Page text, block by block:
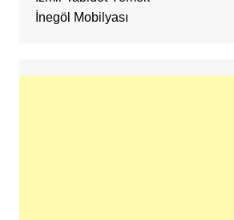
İnegöl Mobilyası